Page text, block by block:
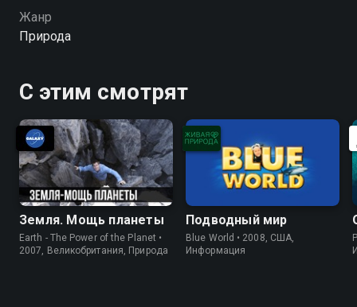
Жанр
Природа
С этим смотрят
Земля. Мощь планеты
Earth - The Power of the Planet •
2007, Великобритания, Природа
Подводный мир
Blue World • 2008, США,
Информация